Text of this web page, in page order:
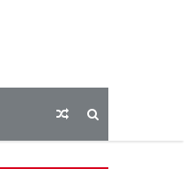
Articulo